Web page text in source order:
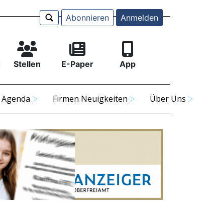
Abonnieren Anmelden
Stellen E-Paper App
Agenda Firmen Neuigkeiten Über Uns